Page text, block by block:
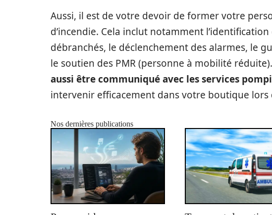
Aussi, il est de votre devoir de former votre
d’incendie. Cela inclut notamment
débranchés, le déclenchement des alarmes, le
le soutien des PMR (personne à mobilité
aussi être communiqué avec les services
intervenir efficacement dans votre boutique lors
Nos dernières publications